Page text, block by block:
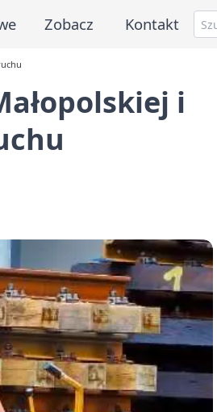
Zobacz Kontakt
i